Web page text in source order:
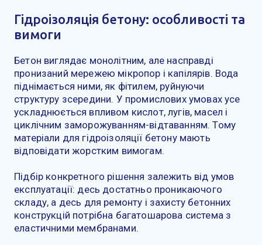
Гідроізоляція бетону: особливості та
вимоги
Бетон виглядає монолітним, але насправді
пронизаний мережею мікропор і капілярів. Вода
піднімається ними, як фітилем, руйнуючи
структуру зсередини. У промислових умовах усе
ускладнюється впливом кислот, лугів, масел і
циклічним заморожуванням-відтаванням. Тому
матеріали для гідроізоляції бетону мають
відповідати жорстким вимогам.
Підбір конкретного рішення залежить від умов
експлуатації: десь достатньо проникаючого
складу, а десь для ремонту і захисту бетонних
конструкцій потрібна багатошарова система з
еластичними мембранами.